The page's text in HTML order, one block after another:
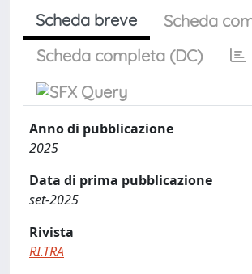
Scheda breve
Scheda
Scheda completa (DC)
Anno di pubblicazione
2025
Data di prima pubblicazione
set-2025
Rivista
RI.TRA